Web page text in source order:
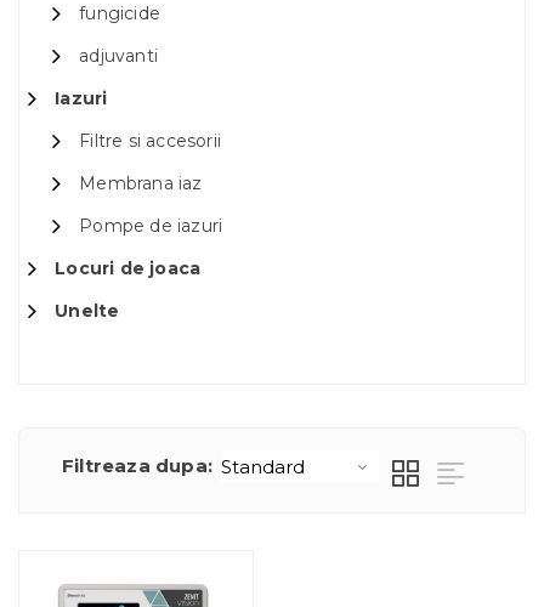
fungicide
adjuvanti
Iazuri
Filtre si accesorii
Membrana iaz
Pompe de iazuri
Locuri de joaca
Unelte
Filtreaza dupa: